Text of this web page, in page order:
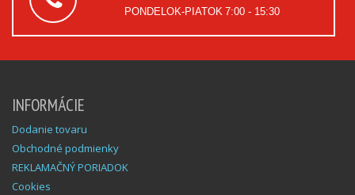
PONDELOK-PIATOK 7:00 - 15:30
INFORMÁCIE
Dodanie tovaru
Obchodné podmienky
REKLAMAČNÝ PORIADOK
Cookies